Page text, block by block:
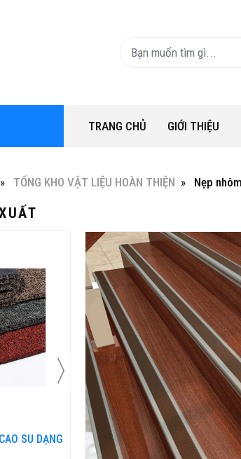
TRANG CHỦ GIỚI THIỆU
TỔNG KHO VẬT LIỆU HOÀN THIỆN Nẹp
SU DẠNG
Hot
Bàn ghế gỗ nhựa ngoài trời BP-